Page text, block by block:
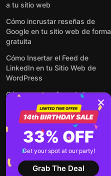
a tu sitio web
Cómo incrustar reseñas de
Google en tu sitio web de forma
gratuita
Cómo Insertar el Feed de
LinkedIn en tu Sitio Web de
WordPress
Cómo crear un formulario para
WordPress: de manera simple y
rápida
Cómo incrustar formularios en
cualquier sitio web en línea y
gratis
Ver todas las entradas
33% OFF
Get your spot at our party!
Grab The Deal